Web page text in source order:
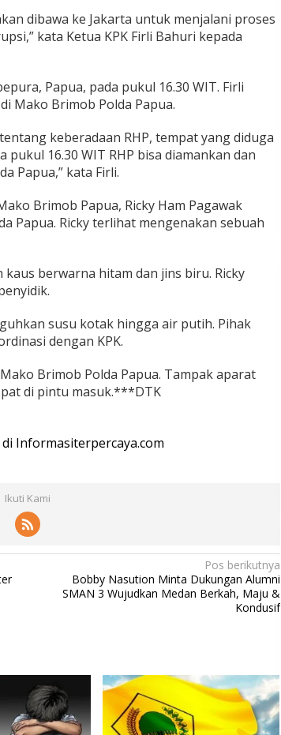
dibawa ke Jakarta untuk menjalani proses
kata Ketua KPK Firli Bahuri kepada
Papua, pada pukul 16.30 WIT. Firli
Mako Brimob Polda Papua.
keberadaan RHP, tempat yang diduga
pukul 16.30 WIT RHP bisa diamankan dan
Papua,” kata Firli.
Brimob Papua, Ricky Ham Pagawak
Papua. Ricky terlihat mengenakan sebuah
kaus berwarna hitam dan jins biru. Ricky
susu kotak hingga air putih. Pihak
dengan KPK.
Brimob Polda Papua. Tampak aparat
di pintu masuk.***DTK
Informasiterpercaya.com
Ikuti Kami
Pos berikutnya
Bobby Nasution Minta Dukungan Alumni
SMAN 3 Wujudkan Medan Berkah, Maju &
Kondusif